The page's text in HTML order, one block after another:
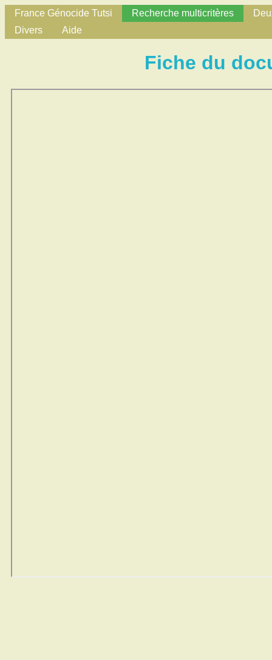
France Génocide Tutsi Recherche multicritères
Divers
Aide
Fiche du